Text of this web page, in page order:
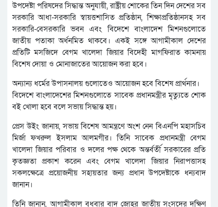
উপদেষ্টা পরিষদের সিদ্ধান্ত অনুযায়ী, রাষ্ট্রীয় শোকের তিন দিন দেশের সব
সরকারি আধা-সরকারি স্বায়ত্তশাসিত প্রতিষ্ঠান, শিক্ষাপ্রতিষ্ঠানসহ সব
সরকারি-বেসরকারি ভবন এবং বিদেশে বাংলাদেশ মিশনগুলোতে
জাতীয় পতাকা অর্ধনমিত থাকবে। একই সঙ্গে আগামীকাল দেশের
প্রতিটি মসজিদে বেগম খালেদা জিয়ার বিদেহী মাগফিরাত কামনায়
বিশেষ দোয়া ও মোনাজাতের আয়োজন করা হবে।
অন্যান্য ধর্মের উপাসনালয় গুলোতেও আয়োজন হবে বিশেষ প্রার্থনার।
বিদেশে বাংলাদেশের মিশনগুলোতে সাবেক প্রধানমন্ত্রীর মৃত্যুতে শোক
বই খোলা হবে বলে সভায় সিদ্ধান্ত হয়।
প্রেস উইং জানায়, সভায় বিশেষ আমন্ত্রণে অংশ নেন বিএনপি মহাসচিব
মির্জা ফখরুল ইসলাম আলমগীর। তিনি সাবেক প্রধানমন্ত্রী বেগম
খালেদা জিয়ার পরিবার ও দলের পক্ষ থেকে অন্তর্বর্তী সরকারের প্রতি
কৃতজ্ঞতা প্রকাশ করেন এবং বেগম খালেদা জিয়ার নিরাপত্তাসহ
সকলক্ষেত্রে প্রয়োজনীয় সহায়তার জন্য প্রধান উপদেষ্টাকে ধন্যবাদ
জানান।
তিনি জানান, আগামীকাল বুধবার বাদ জোহর জাতীয় সংসদের দক্ষিণ